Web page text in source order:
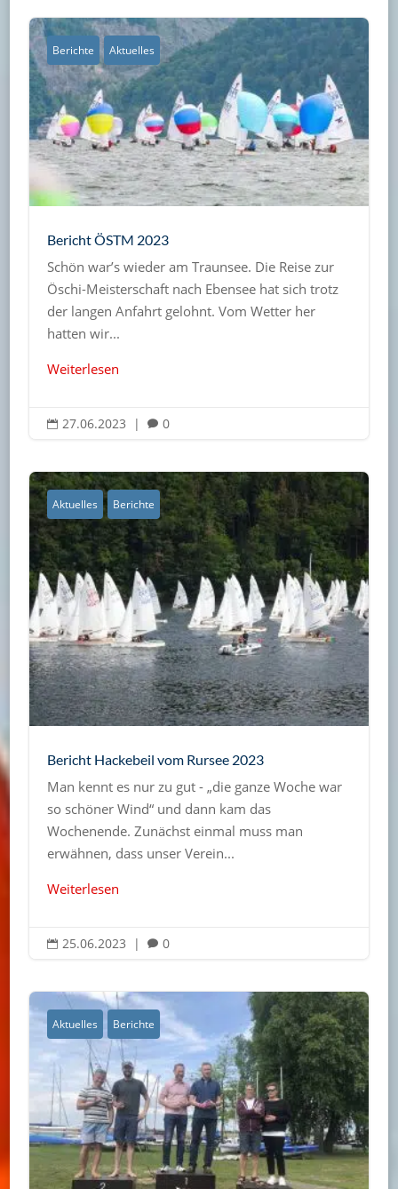
Berichte Aktuelles
Bericht ÖSTM 2023
Schön war’s wieder am Traunsee. Die Reise zur
Öschi-Meisterschaft nach Ebensee hat sich trotz
der langen Anfahrt gelohnt. Vom Wetter her
hatten wir...
Weiterlesen
 27.06.2023 |  0
Aktuelles Berichte
Bericht Hackebeil vom Rursee 2023
Man kennt es nur zu gut - „die ganze Woche war
so schöner Wind“ und dann kam das
Wochenende. Zunächst einmal muss man
erwähnen, dass unser Verein...
Weiterlesen
 25.06.2023 |  0
Aktuelles Berichte